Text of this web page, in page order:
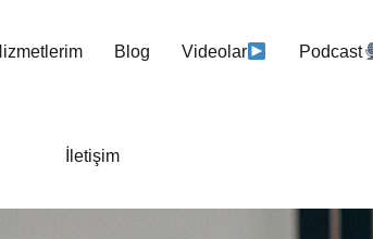
Blog Videolar Podcast
İletişim